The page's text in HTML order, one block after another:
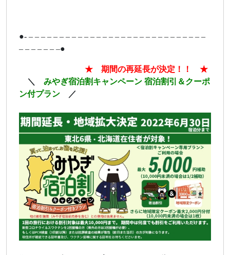
●- – – – – – – – – – – – – – – – – – – – – – – – – – – – – –
– – – – – – –●
★ 期間の再延長が決定！！ ★
＼ みやぎ宿泊割キャンペーン 宿泊割引＆クーポ
ン付プラン ／